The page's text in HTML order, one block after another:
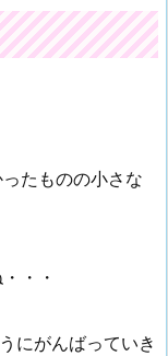
たものの小さな
・・
にがんばっていき